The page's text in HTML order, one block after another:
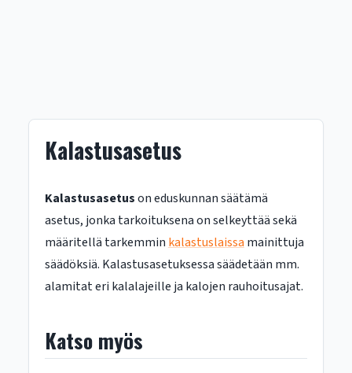
Kalastusasetus
Kalastusasetuson eduskunnan säätämä
asetus, jonka tarkoituksena on selkeyttää sekä
määritellä tarkemmin kalastuslaissa mainittuja
säädöksiä. Kalastusasetuksessa säädetään mm.
alamitat eri kalalajeille ja kalojen rauhoitusajat.
Katso myös